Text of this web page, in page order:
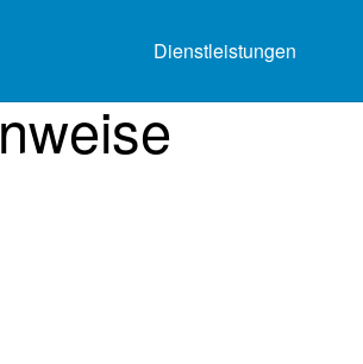
Dienstleistungen